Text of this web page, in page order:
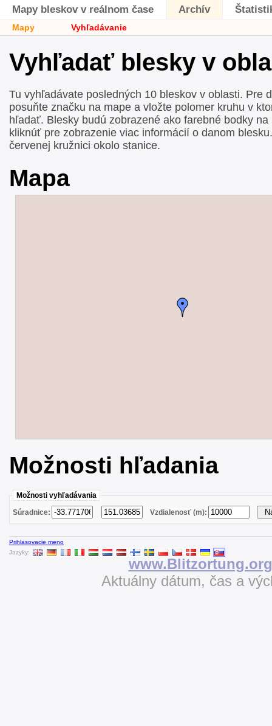
Mapy bleskov v reálnom čase Archív
Mapy Vyhľadávanie
Vyhľadať blesky v
Tu vyhľadávate posledných 10 bleskov v oblasti. Pre
posuňte značku na mape a vložte polomer kruhu v
hľadať. Blesky budú zobrazené ako farebné bodky
kliknúť pre zobrazenie viac informácií o danom
červenej kružnici okolo stanice.
Mapa
Možnosti hľadania
Možnosti vyhľadávania
Súradnice:
Vzdialenosť (m):
Prihlasovacie meno
Jazyky:
www.Blitzortung.org
Aktuálny dátum, čas a